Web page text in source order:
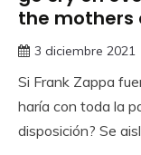
the mothers
3 diciembre 2021
Si Frank Zappa
haría con toda la
disposición? Se